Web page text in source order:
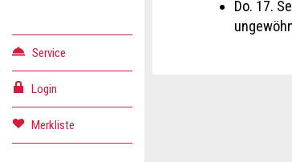
Service
Login
Merkliste
Do. 17.